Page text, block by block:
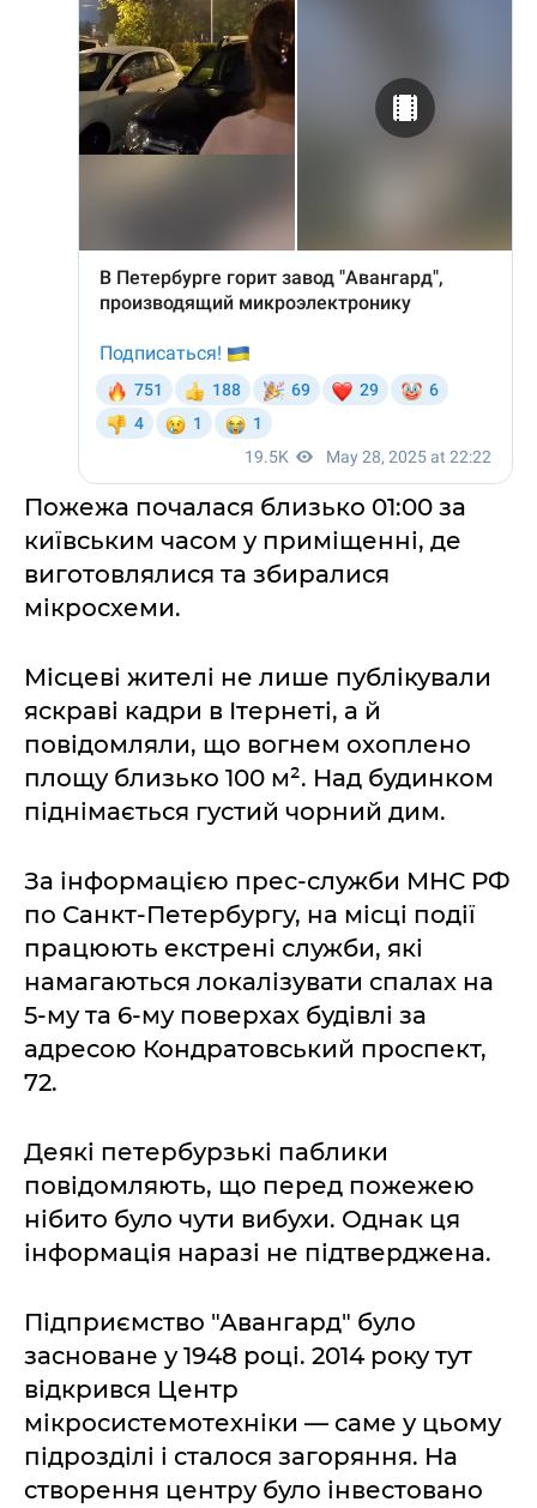
Пожежа почалася близько 01:00 за
київським часом у приміщенні, де
виготовлялися та збиралися
мікросхеми.
Місцеві жителі не лише публікували
яскраві кадри в Ітернеті, а й
повідомляли, що вогнем охоплено
площу близько 100 м². Над будинком
піднімається густий чорний дим.
За інформацією прес-служби МНС РФ
по Санкт-Петербургу, на місці події
працюють екстрені служби, які
намагаються локалізувати спалах на
5-му та 6-му поверхах будівлі за
адресою Кондратовський проспект,
72.
Деякі петербурзькі паблики
повідомляють, що перед пожежею
нібито було чути вибухи. Однак ця
інформація наразі не підтверджена.
Підприємство "Авангард" було
засноване у 1948 році. 2014 року тут
відкрився Центр
мікросистемотехніки — саме у цьому
підрозділі і сталося загоряння. На
створення центру було інвестовано